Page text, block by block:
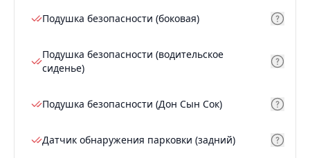
Подушка безопасности (боковая)
Подушка безопасности (водительское
сиденье)
Подушка безопасности (Дон Сын Сок)
Датчик обнаружения парковки (задний)